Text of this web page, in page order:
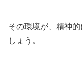
その環境が、精神
しょう。